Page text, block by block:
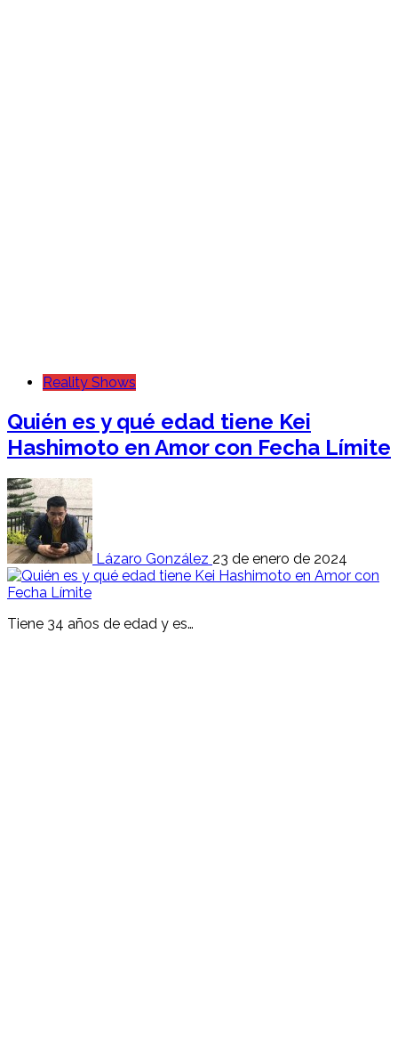
Reality Shows
Quién es y qué edad tiene Kei
Hashimoto en Amor con Fecha Límite
Lázaro González 23 de enero de 2024
Tiene 34 años de edad y es…